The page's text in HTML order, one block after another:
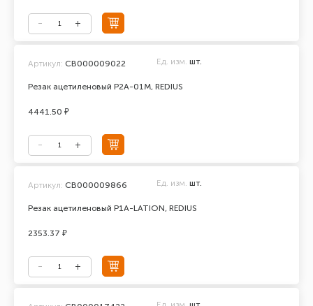
Резак ацетиленовый Р2А-01М, REDIUS
Артикул: СВ000009022 Ед. изм. шт.
4441.50 ₽
Резак ацетиленовый Р1А-LATION, REDIUS
Артикул: СВ000009866 Ед. изм. шт.
2353.37 ₽